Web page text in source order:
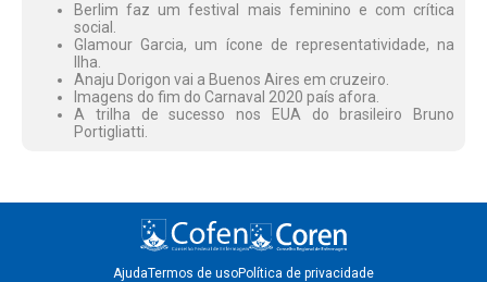
Berlim faz um festival mais feminino e com crítica
social.
Glamour Garcia, um ícone de representatividade, na
Ilha.
Anaju Dorigon vai a Buenos Aires em cruzeiro.
Imagens do fim do Carnaval 2020 país afora.
A trilha de sucesso nos EUA do brasileiro Bruno
Portigliatti.
AjudaTermos de usoPolítica de privacidade